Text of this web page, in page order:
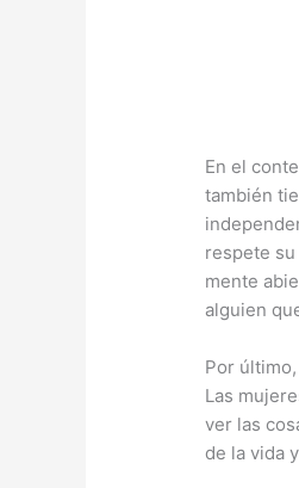
En el
también
respete
mente
alguien
Por
Las
ver las
de la vida